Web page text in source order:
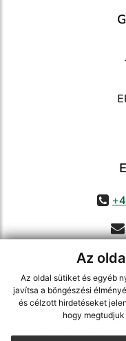
Az
Az oldal sütiket és egyéb
javítsa a böngészési
és célzott hirdetéseket
hogy
használja ki a
ECHELON 2 CMS
Internetes portál,